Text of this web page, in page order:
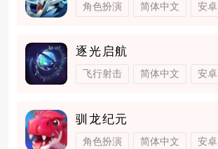
角色扮演 简体中文 安卓
逐光启航
飞行射击 简体中文 安卓
驯龙纪元
角色扮演 简体中文 安卓